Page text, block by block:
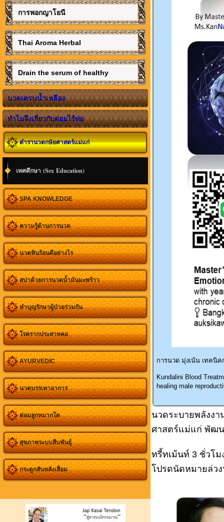
การพอกญาโยนี
Thai Aroma Herbal
Drain the serum of healthy
นวดเดรนน้ำเหลือง
ทำไมจึงเกี่ยวกับต่อมไร้ท่อ
ตำรานวดกษัยศาสตร์แม่แก่
เพศศึกษา (Sex Education)
SPA KNOWLEDGE
ความรู้ด้านการนวด
นวดหินร้อนดีอย่างไร
สปาด้วยการนวดน้ำมันมะพร้าว
ทำบุญรักษาผู้ป่วยร่วมกัน
โรครากประสาทคอ
AYURVEDIC
นวดบรรเทาอาการ
ต่อมลูกหมากโต
สุขภาพระบบสืบพันธุ์
กระดูกสันหลังเสื่อม
การนวด มุ่งเน้น เทคนิ
Kundalini Blood
healing male
นวดระบายพลังงา
ศาสตร์แม่แก่ พัฒ
ทรี้ทเม้นท์ 3 ชั่วโ
โปรดนัดหมายล่ว